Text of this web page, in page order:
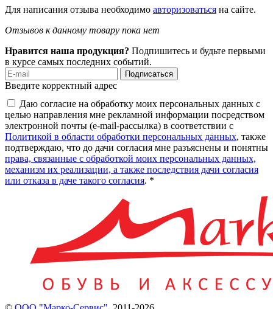
Для написания отзыва необходимо авторизоваться на сайте.
Отзывов к данному товару пока нет
Нравится наша продукция? Подпишитесь и будьте первыми
в курсе самых последних событий.
Подписаться
Введите корректный адрес
Даю согласие на обработку моих персональных данных с
целью направления мне рекламной информации посредством
электронной почты (e-mail-рассылка) в соответствии с
Политикой в области обработки персональных данных, также
подтверждаю, что до дачи согласия мне разъяснены и понятны
права, связанные с обработкой моих персональных данных,
механизм их реализации, а также последствия дачи согласия
или отказа в даче такого согласия. *